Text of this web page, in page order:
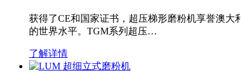
获得了CE和国家证书，超压梯形磨粉机享誉澳
的世界水平。TGM系列超压…
了解详情